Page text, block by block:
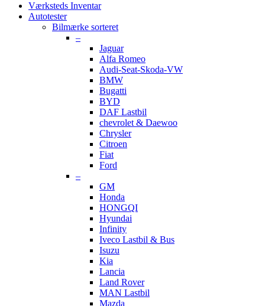
Værksteds Inventar
Autotester
Bilmærke sorteret
–
Jaguar
Alfa Romeo
Audi-Seat-Skoda-VW
BMW
Bugatti
BYD
DAF Lastbil
chevrolet & Daewoo
Chrysler
Citroen
Fiat
Ford
–
GM
Honda
HONGQI
Hyundai
Infinity
Iveco Lastbil & Bus
Isuzu
Kia
Lancia
Land Rover
MAN Lastbil
Mazda